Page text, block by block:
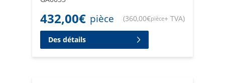
432,00€ pièce (360,00€pièce+ TVA)
Des détails